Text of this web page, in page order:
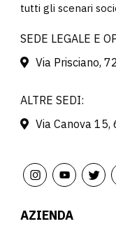
tutti gli scenari
SEDE LEGALE E
Via Prisciano,
ALTRE SEDI:
Via Canova 15,
AZIENDA